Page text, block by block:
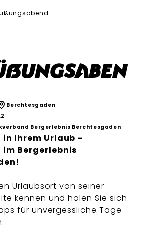
Berchtesgaden
2
Bergerlebnis Berchtesgaden
Ihrem Urlaub –
Bergerlebnis
Urlaubsort von seiner
kennen und holen Sie sich
für unvergessliche Tage